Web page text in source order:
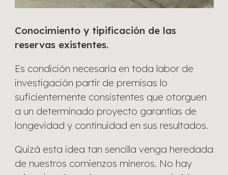
Conocimiento y tipificación de las
reservas existentes.
Es condición necesaria en toda labor de
investigación partir de premisas lo
suficientemente consistentes que otorguen
a un determinado proyecto garantías de
longevidad y continuidad en sus resultados.
Quizá esta idea tan sencilla venga heredada
de nuestros comienzos mineros. No hay